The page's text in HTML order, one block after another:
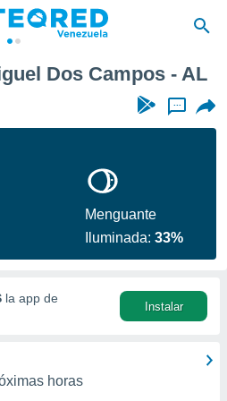
Dos Campos - AL
...
Menguante
Iluminada:33%
la app de
Instalar
horas